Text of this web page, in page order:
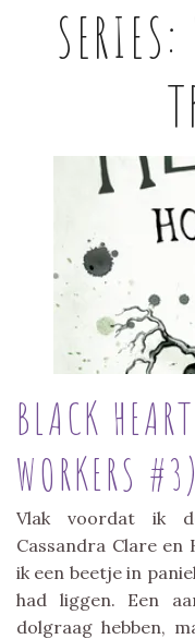
SERIES:
BLACK
WORKERS
Vlak voordat ik
Cassandra Clare
ik een beetje in
had liggen. Een
dolgraag hebben,